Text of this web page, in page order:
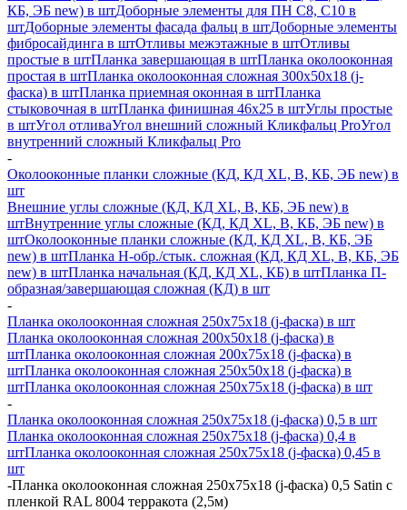
КБ, ЭБ new) в штДоборные элементы для ПН С8, С10 в
штДоборные элементы фасада фальц в штДоборные элементы
фибросайдинга в штОтливы межэтажные в штОтливы
простые в штПланка завершающая в штПланка околооконная
простая в штПланка околооконная сложная 300х50х18 (j-
фаска) в штПланка приемная оконная в штПланка
стыковочная в штПланка финишная 46х25 в штУглы простые
в штУгол отливаУгол внешний сложный Кликфальц ProУгол
внутренний сложный Кликфальц Pro
-
Околооконные планки сложные (КД, КД XL, В, КБ, ЭБ new) в
шт
Внешние углы сложные (КД, КД XL, В, КБ, ЭБ new) в
штВнутренние углы сложные (КД, КД XL, В, КБ, ЭБ new) в
штОколооконные планки сложные (КД, КД XL, В, КБ, ЭБ
new) в штПланка H-обр./стык. сложная (КД, КД XL, В, КБ, ЭБ
new) в штПланка начальная (КД, КД XL, КБ) в штПланка П-
образная/завершающая сложная (КД) в шт
-
Планка околооконная сложная 250х75х18 (j-фаска) в шт
Планка околооконная сложная 200х50х18 (j-фаска) в
штПланка околооконная сложная 200х75х18 (j-фаска) в
штПланка околооконная сложная 250х50х18 (j-фаска) в
штПланка околооконная сложная 250х75х18 (j-фаска) в шт
-
Планка околооконная сложная 250х75х18 (j-фаска) 0,5 в шт
Планка околооконная сложная 250х75х18 (j-фаска) 0,4 в
штПланка околооконная сложная 250х75х18 (j-фаска) 0,45 в
шт
-Планка околооконная сложная 250х75х18 (j-фаска) 0,5 Satin с
пленкой RAL 8004 терракота (2,5м)